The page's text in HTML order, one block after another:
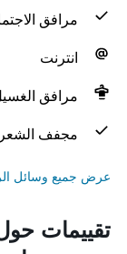
مرافق
انترنت
مرافق
مجفف الشعر
عرض جميع وسائل
تقييمات